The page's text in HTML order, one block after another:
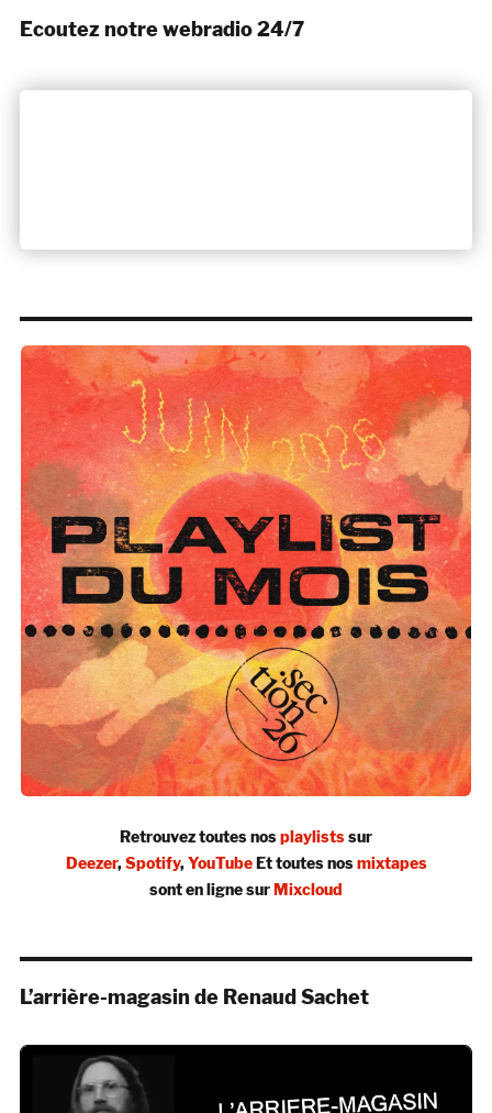
Ecoutez notre webradio 24/7
Retrouvez toutes nosplaylistssur
Deezer,Spotify,YouTubeEt toutes nosmixtapes
sont en ligne sur Mixcloud
L’arrière-magasin de Renaud Sachet